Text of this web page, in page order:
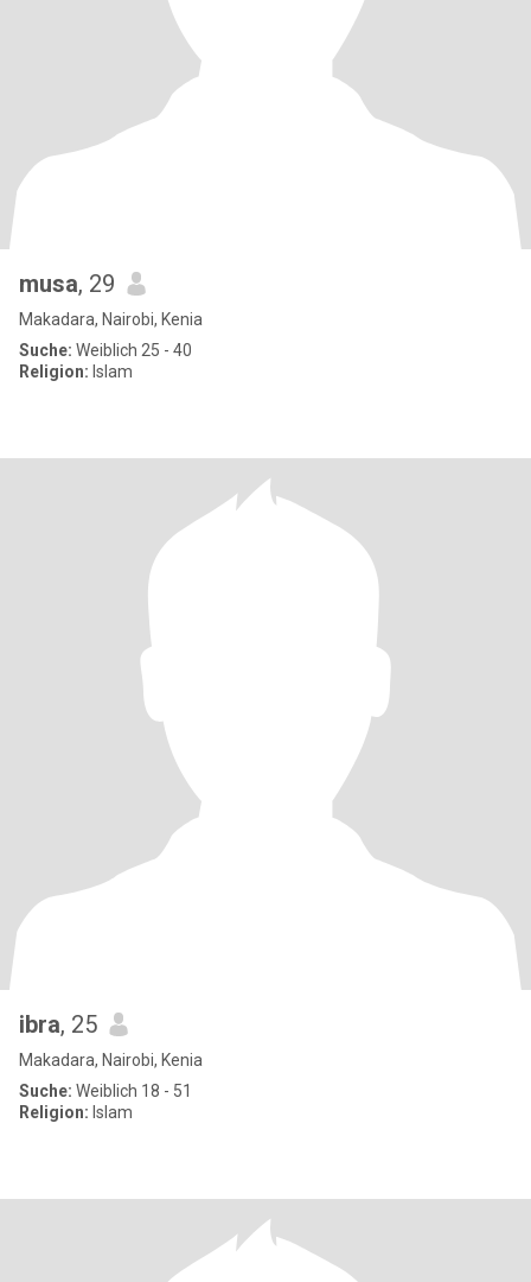
musa, 29
Makadara, Nairobi, Kenia
Suche: Weiblich 25 - 40
Religion: Islam
ibra, 25
Makadara, Nairobi, Kenia
Suche: Weiblich 18 - 51
Religion: Islam